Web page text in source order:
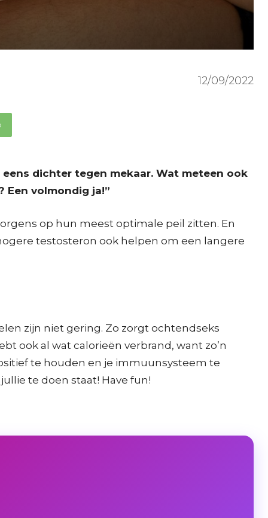
12/09/2022
dichter tegen mekaar. Wat meteen ook
Een volmondig ja!”
op hun meest optimale peil zitten. En
testosteron ook helpen om een langere
zijn niet gering. Zo zorgt ochtendseks
ook al wat calorieën verbrand, want zo’n
te houden en je immuunsysteem te
te doen staat! Have fun!